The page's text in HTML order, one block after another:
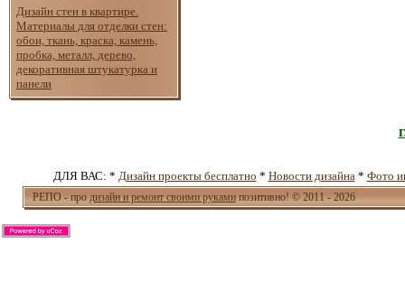
Дизайн стен в квартире.
Материалы для отделки стен:
обои, ткань, краска, камень,
пробка, металл, дерево,
декоративная штукатурка и
панели
ДЛЯ ВАС: * Дизайн проекты бесплатно * Новости дизайна* Фото
РЕПО - продизайн и ремонт своими рукамипозитивно! © 2011 - 2026